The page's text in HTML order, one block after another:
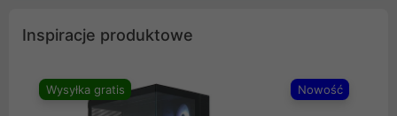
Inspiracje produktowe
Wysyłka gratis Nowość